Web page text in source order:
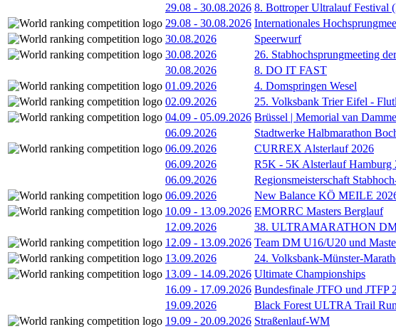
29.08 - 30.08.2026 8. Bottroper Ultralauf Festival
29.08 - 30.08.2026 Internationales
30.08.2026
Speerwurf
30.08.2026
26. Stabhochsprungmeeting
30.08.2026
8. DO IT FAST
01.09.2026
4. Domspringen Wesel
02.09.2026
25. Volksbank Trier Eifel -
04.09 - 05.09.2026 Brüssel | Memorial van
06.09.2026
Stadtwerke Halbmarathon
06.09.2026
CURREX Alsterlauf 2026
06.09.2026
R5K - 5K Alsterlauf Hamburg
06.09.2026
Regionsmeisterschaft
06.09.2026
New Balance KÖ MEILE
10.09 - 13.09.2026 EMORRC Masters Berglauf
12.09.2026
38. ULTRAMARATHON DM
12.09 - 13.09.2026 Team DM U16/U20 und
13.09.2026
24. Volksbank-Münster-
13.09 - 14.09.2026 Ultimate Championships
16.09 - 17.09.2026 Bundesfinale JTFO und JTFP
19.09.2026
Black Forest ULTRA Trail Run
19.09 - 20.09.2026 Straßenlauf-WM